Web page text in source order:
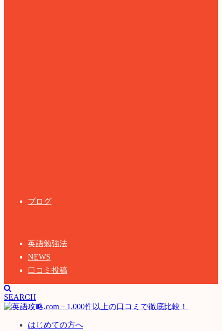
ブログ
英語勉強法
NEWS
口コミ投稿
SEARCH
はじめての方へ